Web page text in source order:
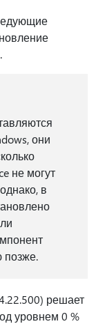
они
не могут
в
позже.
решает
уровнем 0 %